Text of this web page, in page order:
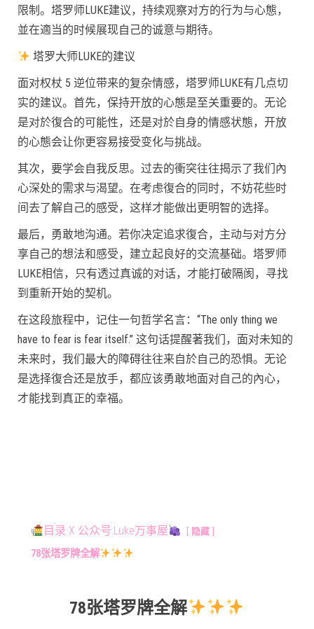
限制。塔罗师LUKE建议，持续观察对方的行为与心態，
並在適当的时候展现自己的诚意与期待。
塔罗大师LUKE的建议
面对权杖 5 逆位带来的复杂情感，塔罗师LUKE有几点切
实的建议。首先，保持开放的心態是至关重要的。无论
是对於復合的可能性，还是对於自身的情感状態，开放
的心態会让你更容易接受变化与挑战。
其次，要学会自我反思。过去的衝突往往揭示了我们內
心深处的需求与渴望。在考虑復合的同时，不妨花些时
间去了解自己的感受，这样才能做出更明智的选择。
最后，勇敢地沟通。若你决定追求復合，主动与对方分
享自己的想法和感受，建立起良好的交流基础。塔罗师
LUKE相信，只有透过真诚的对话，才能打破隔阂，寻找
到重新开始的契机。
在这段旅程中，记住一句哲学名言：“The only thing we
have to fear is fear itself.” 这句话提醒著我们，面对未知的
未来时，我们最大的障碍往往来自於自己的恐惧。无论
是选择復合还是放手，都应该勇敢地面对自己的內心，
才能找到真正的幸福。
目录 X 公众号:Luke万事屋 隐藏
78张塔罗牌全解
78张塔罗牌全解